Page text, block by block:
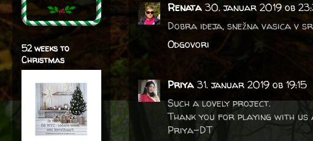
Renata 30. januar 2019 ob
Dobra ideja, snežna vasica v
Odgovori
Priya 31. januar 2019 ob 19:15
Such a lovely project.
Thank you for playing with us
Priya-DT
52 weeks to
Christmas